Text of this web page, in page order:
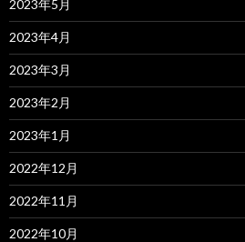
2023年5月
2023年4月
2023年3月
2023年2月
2023年1月
2022年12月
2022年11月
2022年10月